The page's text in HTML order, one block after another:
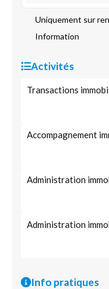
Uniquement sur
Information
Activités
Transactions
Accompagnement
Administration
Administration
Info pratiques